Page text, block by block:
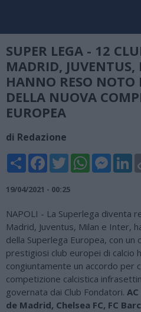
SUPER LEGA - 12
MADRID,
HANNO RESO NOTO
DELLA NUOVA
EUROPEA
di Redazione
Share FacebookTwitterWhatsApp
19/04/2021 - 00:25
NAPOLI - La Superlega diventa
Madrid, Juventus, Milan e Inter,
della Superlega Europea, con un
prestigiosi club europei di calcio
congiuntamente un accordo per
competizione calcistica
governata dai Club Fondatori.
de Madrid, Chelsea FC, FC